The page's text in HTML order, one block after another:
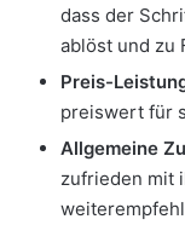
dass der
ablöst und zu
Preis-
preiswert für
Allgemeine
zufrieden mit